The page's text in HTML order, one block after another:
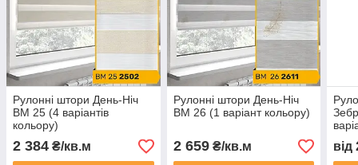
Рулонні штори День-Ніч
BM 25 (4 варіантів
кольору)
2 384 ₴/кв.м
Рулонні штори День-Ніч
BM 26 (1 варіант кольору)
2 659₴/кв.м від